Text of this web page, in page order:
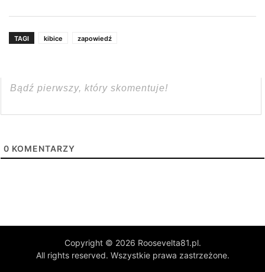
TAGI kibice zapowiedź
0 KOMENTARZY
Copyright © 2026 Roosevelta81.pl.
All rights reserved. Wszystkie prawa zastrzeżone.